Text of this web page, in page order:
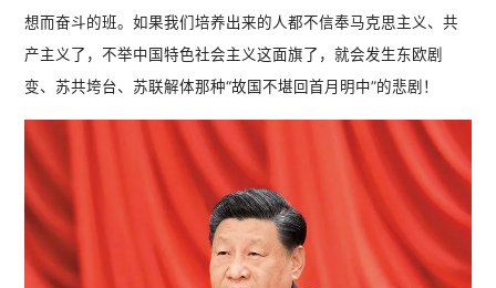
想而奋斗的班。如果我们培养出来的人都不信奉马克思主义、共
产主义了，不举中国特色社会主义这面旗了，就会发生东欧剧
变、苏共垮台、苏联解体那种“故国不堪回首月明中”的悲剧！